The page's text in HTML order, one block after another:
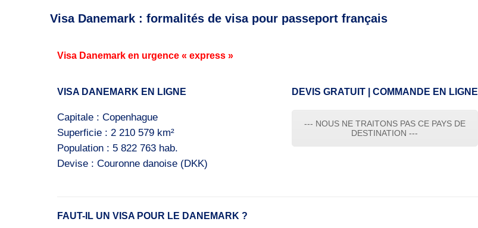
Visa Danemark : formalités de visa pour passeport français
Visa Danemark en urgence « express »
VISA DANEMARK EN LIGNE
Capitale : Copenhague
Superficie : 2 210 579 km²
Population : 5 822 763 hab.
Devise : Couronne danoise (DKK​)
DEVIS GRATUIT | COMMANDE EN LIGNE
--- NOUS NE TRAITONS PAS CE PAYS DE
DESTINATION ---
FAUT-IL UN VISA POUR LE DANEMARK ?